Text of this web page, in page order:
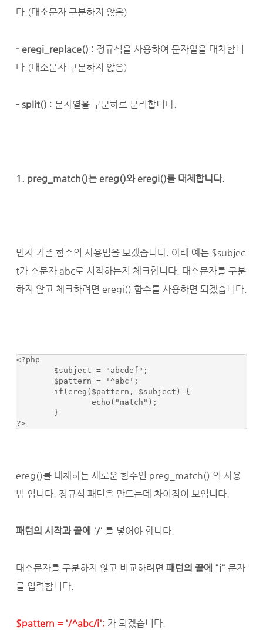
다.(대소문자 구분하지 않음)
- eregi_replace() : 정규식을 사용하여 문자열을 대치합니
다.(대소문자 구분하지 않음)
- split() : 문자열을 구분하로 분리합니다.
1. preg_match()는 ereg()와 eregi()를 대체합니다.
먼저 기존 함수의 사용법을 보겠습니다. 아래 예는 $subjec
t가 소문자 abc로 시작하는지 체크합니다. 대소문자를 구분
하지 않고 체크하려면 eregi() 함수를 사용하면 되겠습니다.
<?php
ereg()를 대체하는 새로운 함수인 preg_match() 의 사용
법 입니다. 정규식 패턴을 만드는데 차이점이 보입니다.
패턴의 시작과 끝에 '/' 를 넣어야 합니다.
대소문자를 구분하지 않고 비교하려면 패턴의 끝에 "i" 문자
를 입력합니다.
$pattern = '/^abc/i'; 가 되겠습니다.